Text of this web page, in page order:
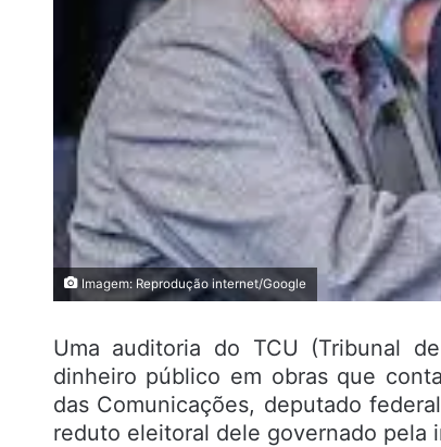
Imagem: Reprodução internet/Google
Uma auditoria do TCU (Tribunal
dinheiro público em obras que
das Comunicações, deputado
reduto eleitoral dele governado pela